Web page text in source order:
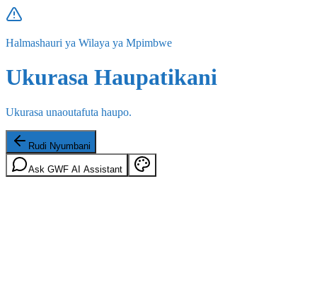
Halmashauri ya Wilaya ya Mpimbwe
Ukurasa Haupatikani
Ukurasa unaoutafuta haupo.
Rudi Nyumbani
Ask GWF AI Assistant